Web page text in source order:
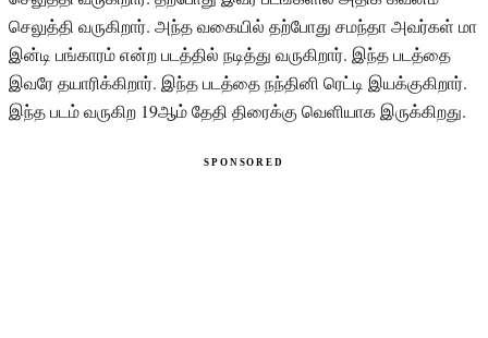
செலுத்தி வருகிறார். அந்த வகையில் தற்போது சமந்தா அவர்கள் மா
இன்டி பங்காரம் என்ற படத்தில் நடித்து வருகிறார். இந்த படத்தை
இவரே தயாரிக்கிறார். இந்த படத்தை நந்தினி ரெட்டி இயக்குகிறார்.
இந்த படம் வருகிற 19ஆம் தேதி திரைக்கு வெளியாக இருக்கிறது.